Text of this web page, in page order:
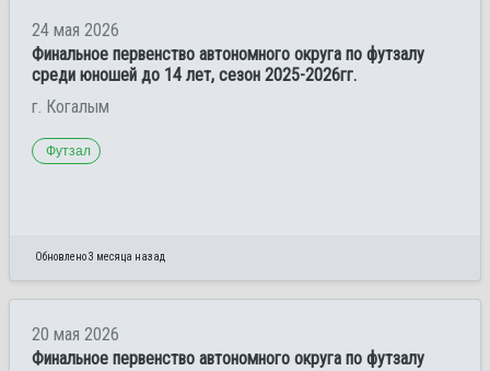
24 мая 2026
Финальное первенство автономного округа по футзалу
среди юношей до 14 лет, сезон 2025-2026гг.
г. Когалым
Футзал
Обновлено 3 месяца назад
20 мая 2026
Финальное первенство автономного округа по футзалу